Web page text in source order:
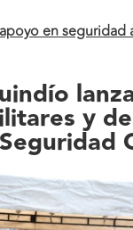
en
y